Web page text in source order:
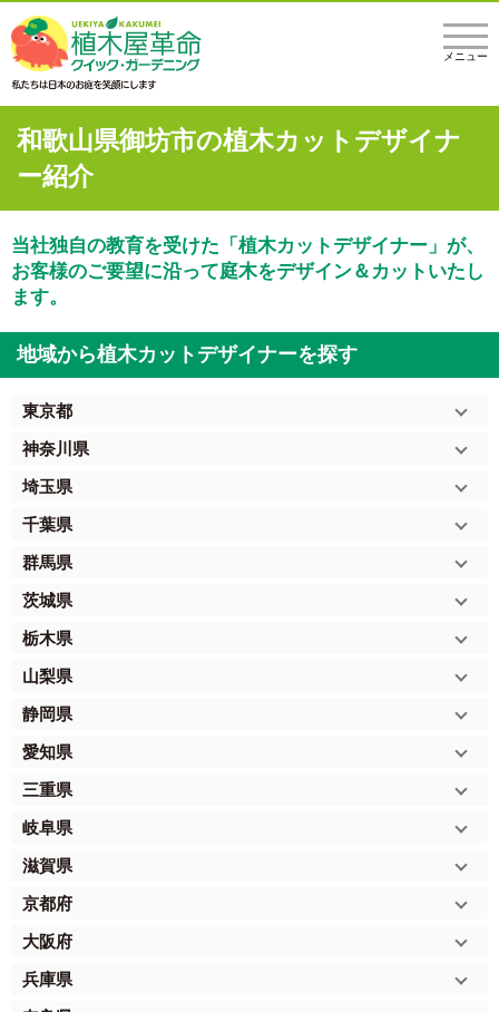
メニュー
和歌山県御坊市の植木カットデザイナ
ー紹介
当社独自の教育を受けた「植木カットデザイナー」が、
お客様のご要望に沿って庭木をデザイン＆カットいたし
ます。
地域から植木カットデザイナーを探す
東京都
神奈川県
埼玉県
千葉県
群馬県
茨城県
栃木県
山梨県
静岡県
愛知県
三重県
岐阜県
滋賀県
京都府
大阪府
兵庫県